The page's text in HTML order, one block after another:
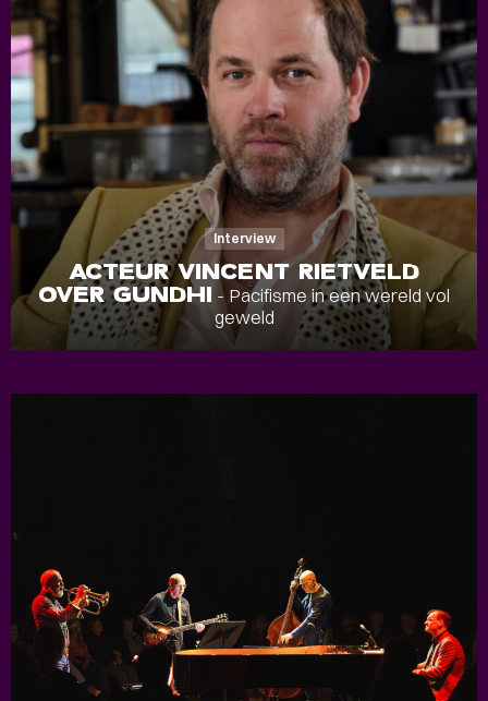
Interview
ACTEUR VINCENT RIETVELD
OVER GUNDHI - Pacifisme in een wereld vol
geweld